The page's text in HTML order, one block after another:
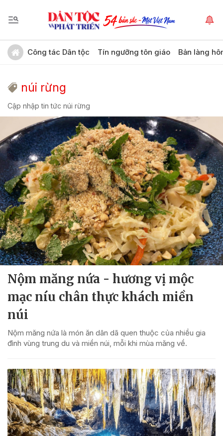
Công tác Dân tộc Tín ngưỡng tôn giáo Bản làng
núi rừng
Cập nhập tin tức núi rừng
Nộm măng nứa - hương vị mộc
mạc níu chân thực khách miền
núi
Nộm măng nứa là món ăn dân dã quen thuộc của nhiều gia
đình vùng trung du và miền núi, mỗi khi mùa măng về.